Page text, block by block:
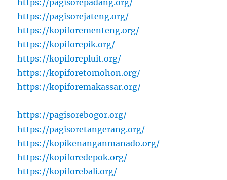
https://pagisorepadang.org/
https://pagisorejateng.org/
https://kopiforementeng.org/
https://kopiforepik.org/
https://kopiforepluit.org/
https://kopiforetomohon.org/
https://kopiforemakassar.org/
https://pagisorebogor.org/
https://pagisoretangerang.org/
https://kopikenanganmanado.org/
https://kopiforedepok.org/
https://kopiforebali.org/